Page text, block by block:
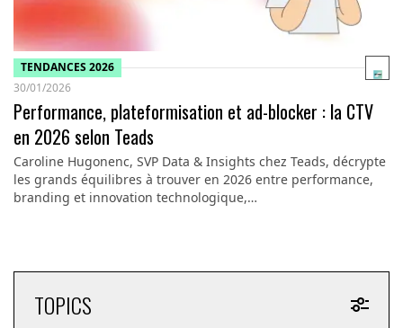
TENDANCES 2026
30/01/2026
Performance, plateformisation et ad-blocker : la CTV
en 2026 selon Teads
Caroline Hugonenc, SVP Data & Insights chez Teads, décrypte
les grands équilibres à trouver en 2026 entre performance,
branding et innovation technologique,…
TOPICS